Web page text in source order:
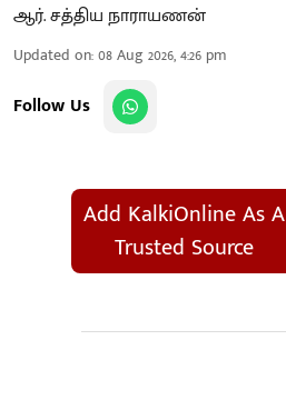
ஆர். சத்திய நாராயணன்
Updated on:08 Aug 2026, 4:26 pm
Follow Us
Add KalkiOnline As A
Trusted Source